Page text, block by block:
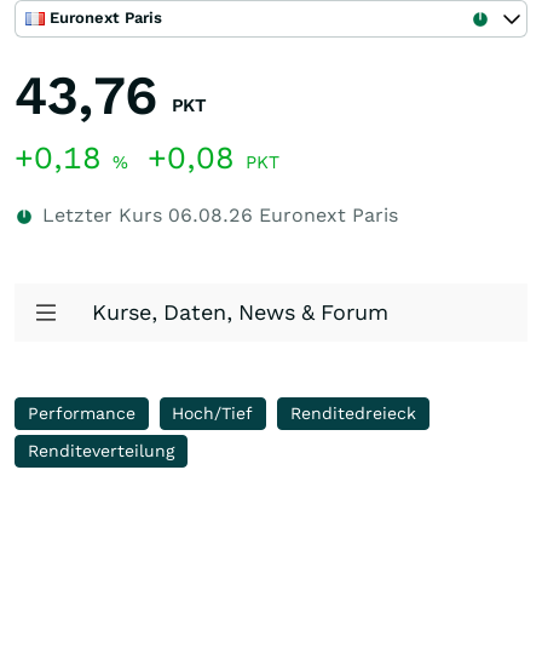
Euronext Paris
43,76 PKT
+0,18 % +0,08 PKT
Letzter Kurs 06.08.26 Euronext Paris
Kurse, Daten, News & Forum
Performance Hoch/Tief
Renditedreieck
Renditeverteilung